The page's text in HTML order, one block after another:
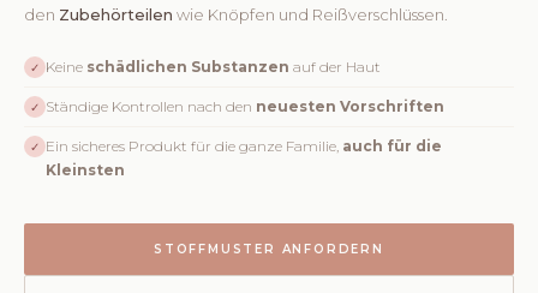
den Zubehörteilen wie Knöpfen und Reißverschlüssen.
✓ Keine schädlichen Substanzen auf der Haut
✓ Ständige Kontrollen nach den neuesten Vorschriften
✓ Ein sicheres Produkt für die ganze Familie, auch für die
Kleinsten
STOFFMUSTER ANFORDERN